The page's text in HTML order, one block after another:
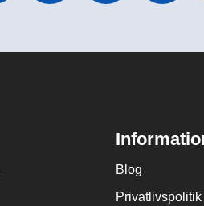
Blog
Privatlivspolitik